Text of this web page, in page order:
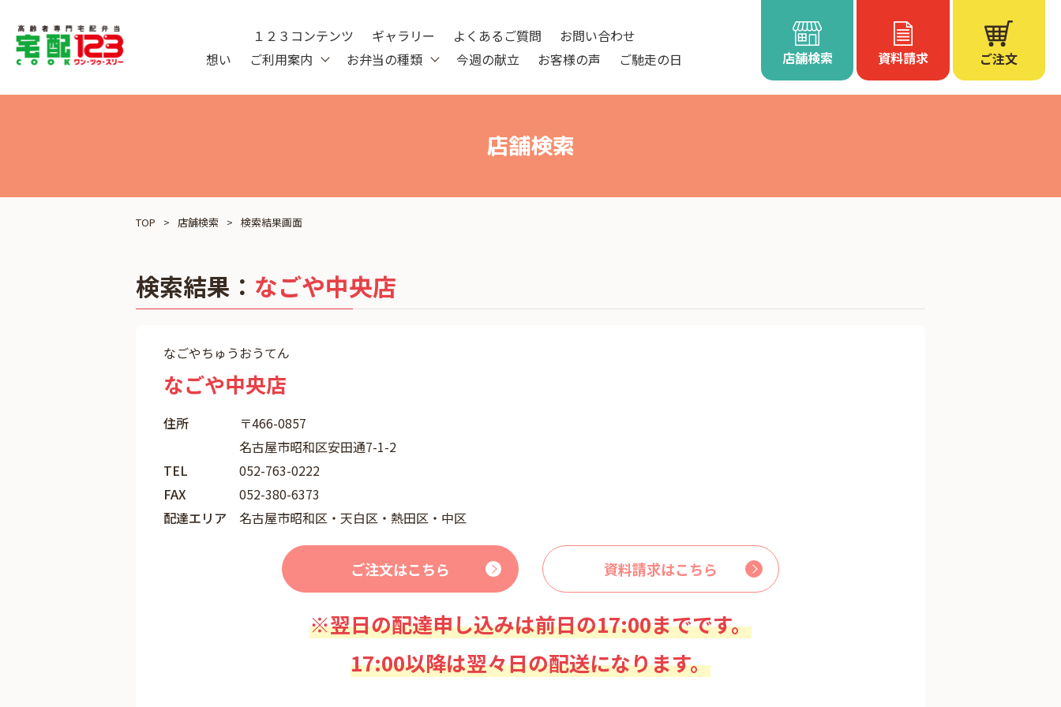
想い ご利用案内 お弁当の種類 今週の献立 お客様の声 ご馳走の日
１２３コンテンツ ギャラリー よくあるご質問
お問い合わせ
店舗検索
資料請求 ご注文
店舗検索
TOP 店舗検索 検索結果画面
検索結果： なごや中央店
なごやちゅうおうてん
なごや中央店
住所
〒466-0857
名古屋市昭和区安田通7-1-2
TEL
052-763-0222
FAX
052-380-6373
配達エリア
名古屋市昭和区・天白区・熱田区・中区
ご注文はこちら 資料請求はこちら
※翌日の配達申し込みは前日の17:00までです。
17:00以降は翌々日の配送になります。